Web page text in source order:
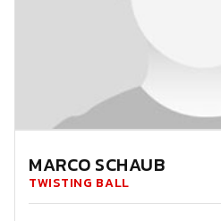
MARCO SCHAUB
TWISTING BALL